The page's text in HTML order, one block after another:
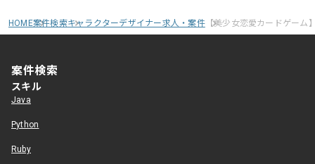
HOME案件検索キャラクターデザイナー求人・案件【美少女恋愛カードゲーム
案件検索
スキル
Java
Python
Ruby